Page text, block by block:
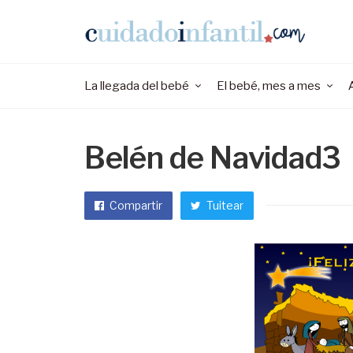
La llegada del bebé El bebé, mes a mes
Belén de Navidad3
Compartir Tuitear